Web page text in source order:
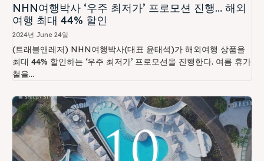
NHN여행박사 ‘우주 최저가’ 프로모션 진행… 해외
여행 최대 44% 할인
2024년 June 24일
(트래블앤레저) NHN여행박사(대표 윤태석)가 해외여행 상품을
최대 44% 할인하는 ‘우주 최저가’ 프로모션을 진행한다. 여름 휴가
철을...